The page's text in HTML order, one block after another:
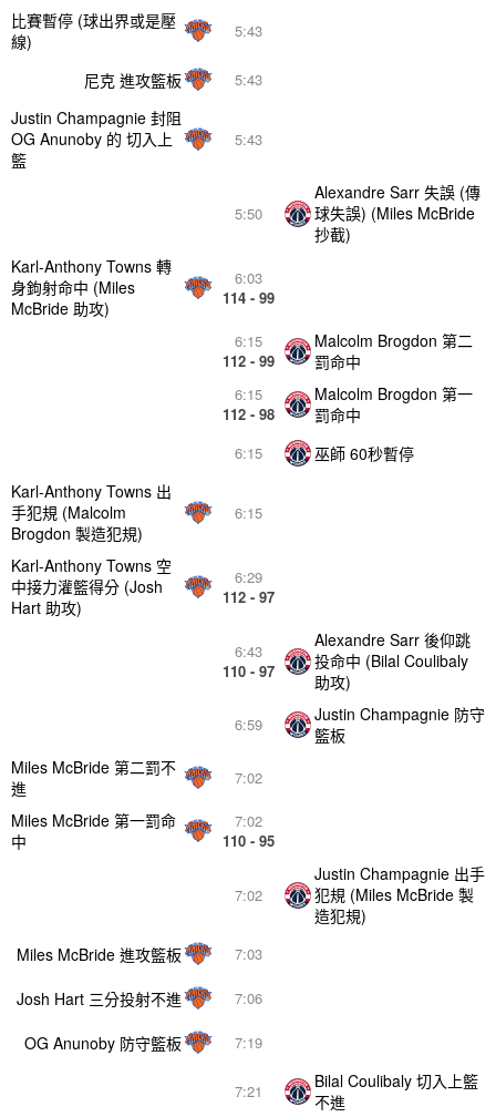
7:21
Bilal Coulibaly 切入上籃
不進
7:19
OG Anunoby 防守籃板
7:06
Josh Hart 三分投射不進
7:03
Miles McBride 進攻籃板
7:02
Justin Champagnie 出手
犯規 (Miles McBride 製
造犯規)
7:02
110 - 95
Miles McBride 第一罰命
中
7:02
Miles McBride 第二罰不
進
6:59
Justin Champagnie 防守
籃板
6:43
110 - 97
Alexandre Sarr 後仰跳
投命中 (Bilal Coulibaly
助攻)
6:29
112 - 97
Karl-Anthony Towns 空
中接力灌籃得分 (Josh
Hart 助攻)
6:15
Karl-Anthony Towns 出
手犯規 (Malcolm
Brogdon 製造犯規)
6:15 巫師 60秒暫停
6:15
112 - 98
Malcolm Brogdon 第一
罰命中
6:15
112 - 99
Malcolm Brogdon 第二
罰命中
6:03
114 - 99
Karl-Anthony Towns 轉
身鉤射命中 (Miles
McBride 助攻)
5:50
Alexandre Sarr 失誤 (傳
球失誤) (Miles McBride
抄截)
5:43
Justin Champagnie 封阻
OG Anunoby 的 切入上
籃
5:43
尼克 進攻籃板
5:43
比賽暫停 (球出界或是壓
線)